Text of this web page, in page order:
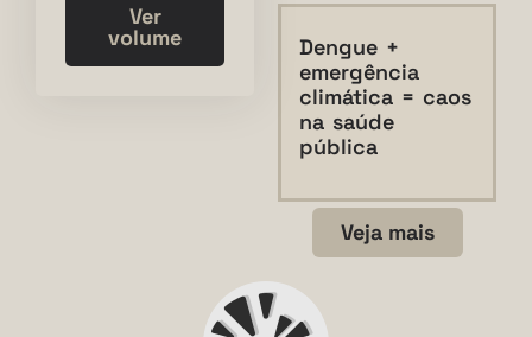
Ver
volume
Dengue +
emergência
climática = caos
na saúde
pública
Veja mais